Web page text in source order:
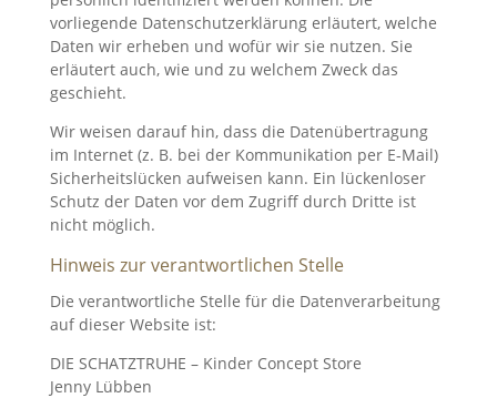
vorliegende Datenschutzerklärung erläutert, welche
Daten wir erheben und wofür wir sie nutzen. Sie
erläutert auch, wie und zu welchem Zweck das
geschieht.
Wir weisen darauf hin, dass die Datenübertragung
im Internet (z. B. bei der Kommunikation per E-Mail)
Sicherheitslücken aufweisen kann. Ein lückenloser
Schutz der Daten vor dem Zugriff durch Dritte ist
nicht möglich.
Hinweis zur verantwortlichen Stelle
Die verantwortliche Stelle für die Datenverarbeitung
auf dieser Website ist:
DIE SCHATZTRUHE – Kinder Concept Store
Jenny Lübben